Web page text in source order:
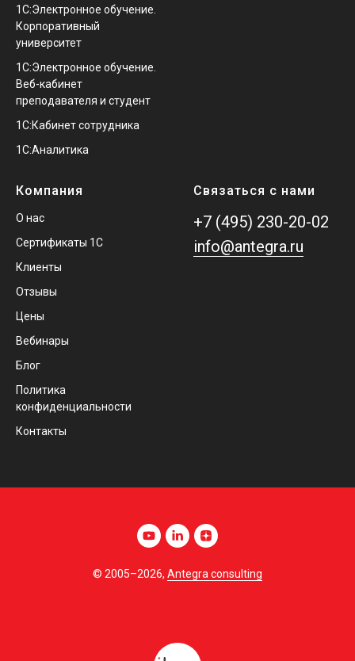
1С:Электронное обучение.
Корпоративный
университет
1С:Электронное обучение.
Веб-кабинет
преподавателя и студент
1С:Кабинет сотрудника
1С:Аналитика
Компания
О нас
Сертификаты 1С
Клиенты
Отзывы
Цены
Вебинары
Блог
Политика
конфиденциальности
Контакты
Связаться с нами
+7 (495) 230-20-02
info@antegra.ru
© 2005–2026, Antegra consulting